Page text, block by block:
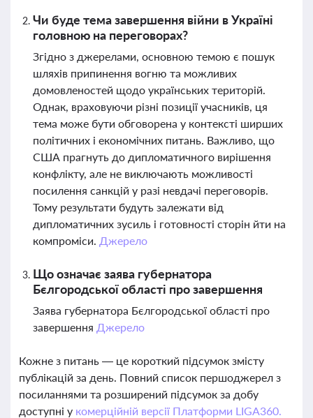
Чи буде тема завершення війни в Україні
головною на переговорах?
Згідно з джерелами, основною темою є пошук
шляхів припинення вогню та можливих
домовленостей щодо українських територій.
Однак, враховуючи різні позиції учасників, ця
тема може бути обговорена у контексті ширших
політичних і економічних питань. Важливо, що
США прагнуть до дипломатичного вирішення
конфлікту, але не виключають можливості
посилення санкцій у разі невдачі переговорів.
Тому результати будуть залежати від
дипломатичних зусиль і готовності сторін йти на
компроміси. Джерело
Що означає заява губернатора
Бєлгородської області про завершення
Заява губернатора Бєлгородської області про
завершення Джерело
Кожне з питань — це короткий підсумок змісту
публікацій за день. Повний список першоджерел з
посиланнями та розширений підсумок за добу
доступні у комерційній версії Платформи LIGA360.